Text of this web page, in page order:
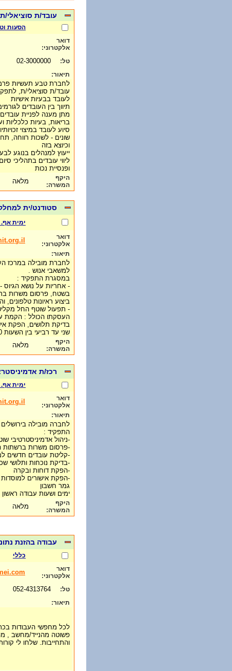
עובד/ת סוציאלי/ת
הסעות
דואר
אלקטרוני:
טל:
תיאור:
לחברת טבע תעשיות
עובד/ת סוציאלי/ת,
לעובד בבעיות אישיות
תיווך בין העובדים
מתן מענה לפניית
בריאות, בעיות כלכליות
סיוע לעובד במיצוי
שונים - לשכות רווחה,
וכיוצא בזה
ייעוץ למנהלים בנוגע
ליווי עובדים בתהליכי
ופנסיית נכות
היקף
המשרה:
מלאה
סטודנט/ית
ימית
דואר
אלקטרוני:
תיאור:
לחברת מובילה במרכז
למשאבי אנוש .
במסגרת התפקיד :
- אחריות על נושא
בשטח, פרסום משרות
ביצוע ראיונות
- תפעול שוטף החל
העסקתו הכולל : הקמת
בדיקת תלושים, הפקת
שני עד רביעי בין השעות 9:00 עד 17:00
היקף
המשרה:
מלאה
רכז/ת
ימית
דואר
אלקטרוני:
תיאור:
לחברה מובילה
התפקיד :
-ניהול אדמיניסטרטיבי
-פרסום משרות ברשתות
-קליטת עובדים חדשים
-בדיקת נוכחות ותלושי
-הפקת דוחות ובקרה
-הפקת אישורים
גמר חשבון
ימים ושעות עבודה ראשון עד חמישי
היקף
המשרה:
מלאה
עבודה בהזנת
כללי
דואר
אלקטרוני:
טל:
תיאור:
לכל מחפשי העבודות
פשוטה מהנייד/מחשב ,
והתחייבות. שלחו לי